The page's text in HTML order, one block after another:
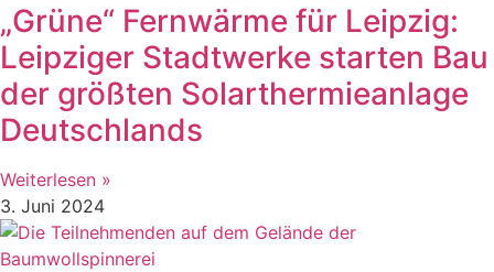
„Grüne“ Fernwärme für Leipzig:
Leipziger Stadtwerke starten Bau
der größten Solarthermieanlage
Deutschlands
Weiterlesen »
3. Juni 2024